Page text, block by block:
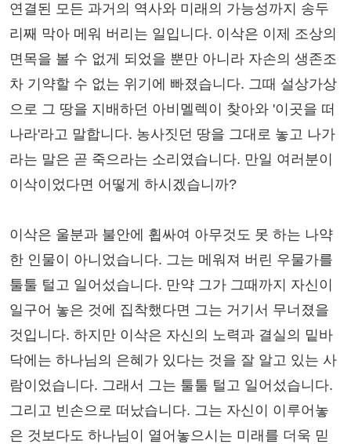
연결된 모든 과거의 역사와 미래의 가능성까지 송두
리째 막아 메워 버리는 일입니다. 이삭은 이제 조상의
면목을 볼 수 없게 되었을 뿐만 아니라 자손의 생존조
차 기약할 수 없는 위기에 빠졌습니다. 그때 설상가상
으로 그 땅을 지배하던 아비멜렉이 찾아와 '이곳을 떠
나라'라고 말합니다. 농사짓던 땅을 그대로 놓고 나가
라는 말은 곧 죽으라는 소리였습니다. 만일 여러분이
이삭이었다면 어떻게 하시겠습니까?
이삭은 울분과 불안에 휩싸여 아무것도 못 하는 나약
한 인물이 아니었습니다. 그는 메워져 버린 우물가를
툴툴 털고 일어섰습니다. 만약 그가 그때까지 자신이
일구어 놓은 것에 집착했다면 그는 거기서 무너졌을
것입니다. 하지만 이삭은 자신의 노력과 결실의 밑바
닥에는 하나님의 은혜가 있다는 것을 잘 알고 있는 사
람이었습니다. 그래서 그는 툴툴 털고 일어섰습니다.
그리고 빈손으로 떠났습니다. 그는 자신이 이루어놓
은 것보다도 하나님이 열어놓으시는 미래를 더욱 믿